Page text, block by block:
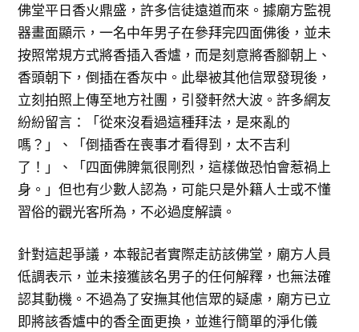
佛堂平日香火鼎盛，許多信徒遠道而來。據廟方監視
器畫面顯示，一名中年男子在參拜完四面佛後，並未
按照常規方式將香插入香爐，而是刻意將香腳朝上、
香頭朝下，倒插在香灰中。此舉被其他信眾發現後，
立刻拍照上傳至地方社團，引發軒然大波。許多網友
紛紛留言：「從來沒看過這種拜法，是來亂的
嗎？」、「倒插香在喪事才看得到，太不吉利
了！」、「四面佛脾氣很剛烈，這樣做恐怕會惹禍上
身。」但也有少數人認為，可能只是外籍人士或不懂
習俗的觀光客所為，不必過度解讀。
針對這起爭議，本報記者實際走訪該佛堂，廟方人員
低調表示，並未接獲該名男子的任何解釋，也無法確
認其動機。不過為了安撫其他信眾的疑慮，廟方已立
即將該香爐中的香全面更換，並進行簡單的淨化儀